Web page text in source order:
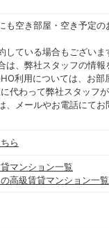
も空き部屋・空き予定
ている場合もございま
、弊社スタッフの情報
利用については、お
代わって弊社スタッフ
、メールやお電話にて
ら
マンション一覧
高級賃貸マンション一覧